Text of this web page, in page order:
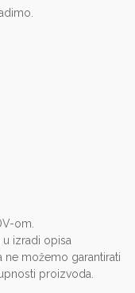
om.
izradi opisa
možemo garantirati
proizvoda.